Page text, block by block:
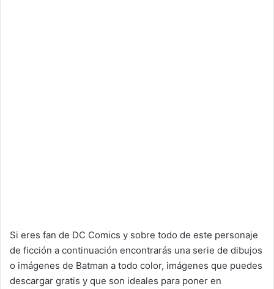
Si eres fan de DC Comics y sobre todo de este personaje
de ficción a continuación encontrarás una serie de dibujos
o imágenes de Batman a todo color, imágenes que puedes
descargar gratis y que son ideales para poner en